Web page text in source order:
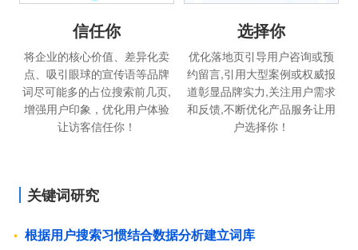
信任你
将企业的核心价值、差异化卖
点、吸引眼球的宣传语等品牌
词尽可能多的占位搜索前几页,
增强用户印象，优化用户体验
让访客信任你！
选择你
优化落地页引导用户咨询或预
约留言,引用大型案例或权威报
道彰显品牌实力,关注用户需求
和反馈,不断优化产品服务让用
户选择你！
关键词研究
根据用户搜索习惯结合数据分析建立词库